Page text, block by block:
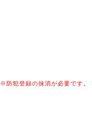
※防犯登録の抹消が必要です。